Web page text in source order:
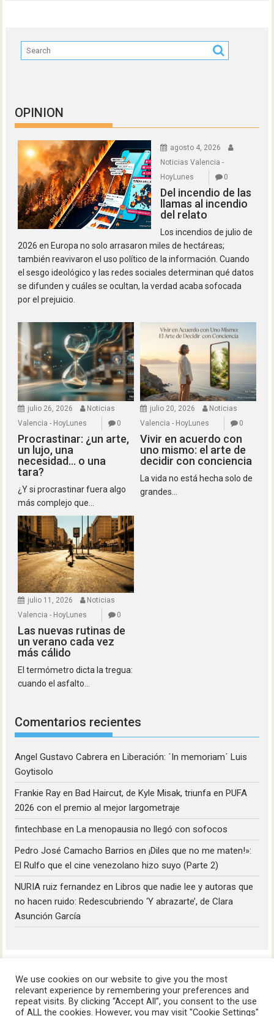
OPINION
agosto 4, 2026
Noticias Valencia -
HoyLunes
0
Del incendio de las
llamas al incendio
del relato
Los incendios de julio de
2026 en Europa no solo arrasaron miles de hectáreas;
también reavivaron el uso político de la información. Cuando
el sesgo ideológico y las redes sociales determinan qué datos
se difunden y cuáles se ocultan, la verdad acaba sofocada
por el prejuicio.
julio 26, 2026
Noticias
Valencia - HoyLunes
0
Procrastinar: ¿un arte,
un lujo, una
necesidad… o una
tara?
¿Y si procrastinar fuera algo
más complejo que...
julio 20, 2026
Noticias
Valencia - HoyLunes
0
Vivir en acuerdo con
uno mismo: el arte de
decidir con conciencia
La vida no está hecha solo de
grandes...
julio 11, 2026
Noticias
Valencia - HoyLunes
0
Las nuevas rutinas de
un verano cada vez
más cálido
El termómetro dicta la tregua:
cuando el asfalto...
Comentarios recientes
Angel Gustavo Cabrera enLiberación: ´In memoriam´ Luis
Goytisolo
Frankie Ray enBad Haircut, de Kyle Misak, triunfa en PUFA
2026 con el premio al mejor largometraje
fintechbase enLa menopausia no llegó con sofocos
Pedro José Camacho Barrios en¡Diles que no me maten!»:
El Rulfo que el cine venezolano hizo suyo (Parte 2)
NURIA ruiz fernandez enLibros que nadie lee y autoras que
no hacen ruido: Redescubriendo ‘Y abrazarte’, de Clara
Asunción García
We use cookies on our website to give you the most
relevant experience by remembering your preferences and
repeat visits. By clicking “Accept All”, you consent to the use
of ALL the cookies. However, you may visit "Cookie Settings"